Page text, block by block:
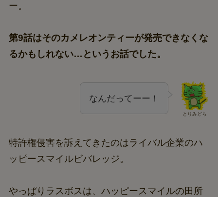
ー。
第9話はそのカメレオンティーが発売できなくな
るかもしれない…というお話でした。
とりみどら
なんだってーー！
特許権侵害を訴えてきたのはライバル企業のハ
ッピースマイルビバレッジ。
やっぱりラスボスは、ハッピースマイルの田所